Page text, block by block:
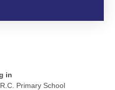
in
Primary School